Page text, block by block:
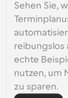
Sehen Sie,
reibungslos
echte
nutzen, um
zu sparen.